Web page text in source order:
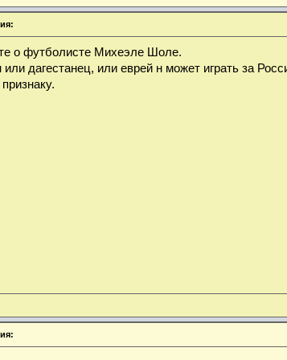
о футболисте Михеэле Шоле.
или дагестанец, или еврей н может играть за